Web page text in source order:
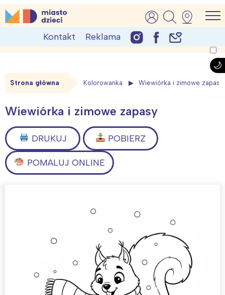
Skip
to
MiastoDzieci.pl
atrakcje dla dzieci, wydarzenia, imprezy rodzinne
Kontakt Reklama
Strona główna Kolorowanka Wiewiórka i zimowe zapasy
Wiewiórka i zimowe zapasy
DRUKUJ POBIERZ
POMALUJ ONLINE